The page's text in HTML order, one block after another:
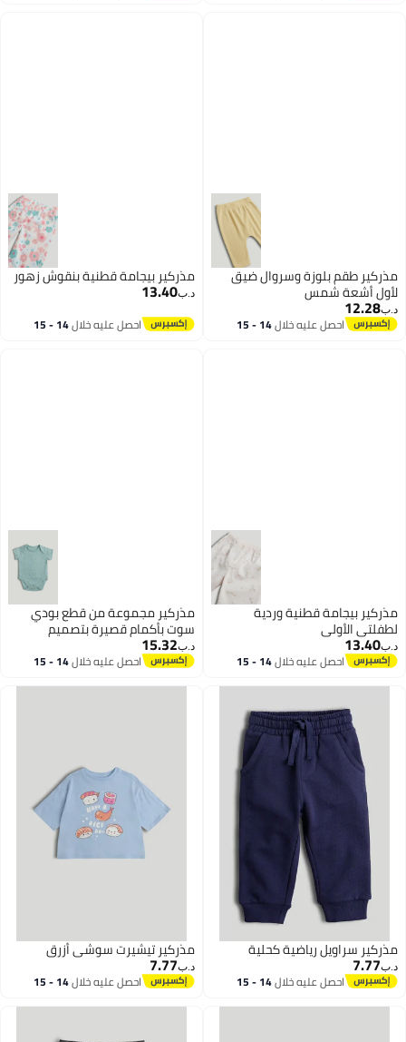
مذركير طقم بلوزة وسروال ضيق
لأول أشعة شمس
د.ب‏12.28
احصل عليه خلال 14 - 15
مذركير بيجامة قطنية بنقوش زهور
د.ب‏13.40
احصل عليه خلال 14 - 15
مذركير بيجامة قطنية وردية
لطفلتي الأولى
د.ب‏13.40
احصل عليه خلال 14 - 15
مذركير مجموعة من قطع بودي
سوت بأكمام قصيرة بتصميم
كرنفالي
د.ب‏15.32
احصل عليه خلال 14 - 15
مذركير سراويل رياضية كحلية
د.ب‏7.77
احصل عليه خلال 14 - 15
مذركير تيشيرت سوشي أزرق
د.ب‏7.77
احصل عليه خلال 14 - 15